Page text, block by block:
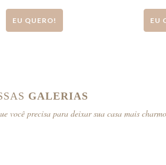
EU QUERO! EU
GALERIAS
você precisa para deixar sua casa mais